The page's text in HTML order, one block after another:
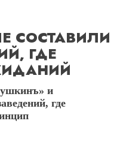
СОСТАВИЛИ
ГДЕ
и
где